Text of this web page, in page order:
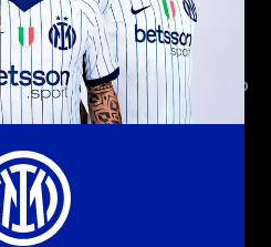
Milano San Babila
e il Punto Vendita Stadio
tessera Siamo Noi e
recare all’ Inter Store
gli orari indicati su questa